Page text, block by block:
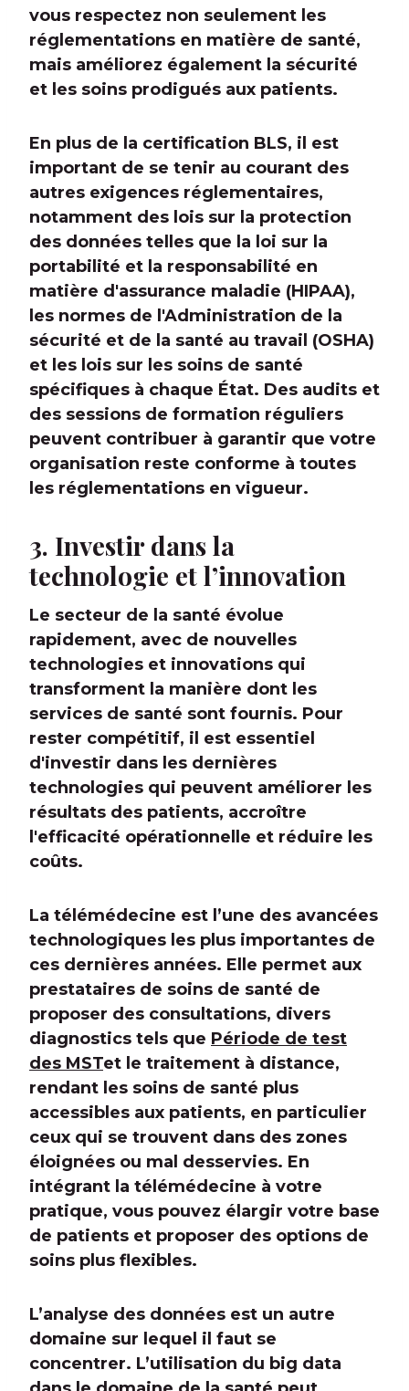
vous respectez non seulement les
réglementations en matière de santé,
mais améliorez également la sécurité
et les soins prodigués aux patients.
En plus de la certification BLS, il est
important de se tenir au courant des
autres exigences réglementaires,
notamment des lois sur la protection
des données telles que la loi sur la
portabilité et la responsabilité en
matière d'assurance maladie (HIPAA),
les normes de l'Administration de la
sécurité et de la santé au travail (OSHA)
et les lois sur les soins de santé
spécifiques à chaque État. Des audits et
des sessions de formation réguliers
peuvent contribuer à garantir que votre
organisation reste conforme à toutes
les réglementations en vigueur.
3. Investir dans la
technologie et l’innovation
Le secteur de la santé évolue
rapidement, avec de nouvelles
technologies et innovations qui
transforment la manière dont les
services de santé sont fournis. Pour
rester compétitif, il est essentiel
d'investir dans les dernières
technologies qui peuvent améliorer les
résultats des patients, accroître
l'efficacité opérationnelle et réduire les
coûts.
La télémédecine est l’une des avancées
technologiques les plus importantes de
ces dernières années. Elle permet aux
prestataires de soins de santé de
proposer des consultations, divers
diagnostics tels que Période de test
des MSTet le traitement à distance,
rendant les soins de santé plus
accessibles aux patients, en particulier
ceux qui se trouvent dans des zones
éloignées ou mal desservies. En
intégrant la télémédecine à votre
pratique, vous pouvez élargir votre base
de patients et proposer des options de
soins plus flexibles.
L’analyse des données est un autre
domaine sur lequel il faut se
concentrer. L’utilisation du big data